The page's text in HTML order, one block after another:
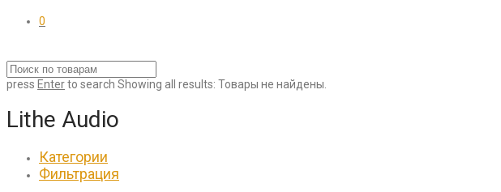
0
press Enterto search Showing all results: Товары не найдены.
Lithe Audio
Категории
Фильтрация